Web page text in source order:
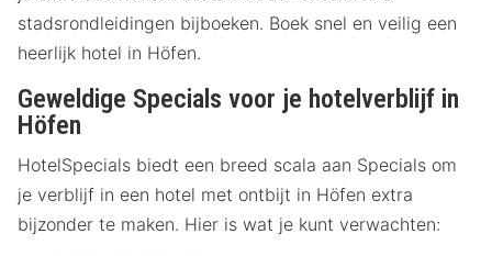
stadsrondleidingen bijboeken. Boek snel en veilig een
heerlijk hotel in Höfen.
Geweldige Specials voor je hotelverblijf in
Höfen
HotelSpecials biedt een breed scala aan Specials om
je verblijf in een hotel met ontbijt in Höfen extra
bijzonder te maken. Hier is wat je kunt verwachten: